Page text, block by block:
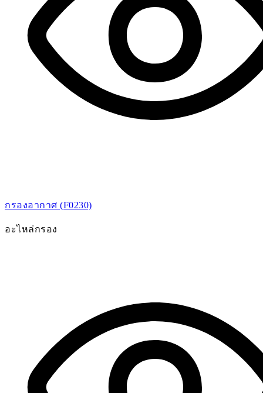
กรองอากาศ (F0230)
อะไหล่กรอง